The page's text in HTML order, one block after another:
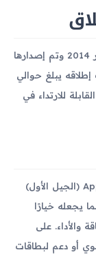
تم الإعلان عن Apple Watch Edition في سبتمبر 2014 وتم إصدارها
وقت إطلاقه يبلغ حوالي
للارتداء في
باختصار، يمزج جهاز Apple Watch Edition 42mm (الجيل الأول)
يجعله خيارًا
والأداء. على
أو دعم لبطاقات